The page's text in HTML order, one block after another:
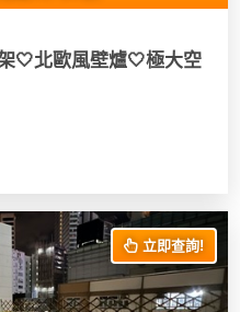
🤍北歐風壁爐🤍極大空
立即查詢!